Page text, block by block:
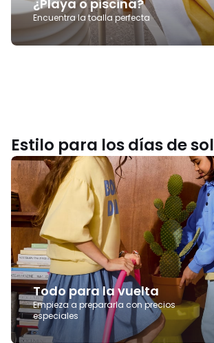
¿Playa o piscina?
Encuentra la toalla perfecta
Estilo para los días de sol
Todo para la vuelta
Empieza a prepararla con precios
especiales
Todo
para
la
vuelta